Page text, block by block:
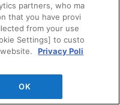
partners, who ma
that you have provi
from your use
Settings] to custo
Privacy Poli
OK